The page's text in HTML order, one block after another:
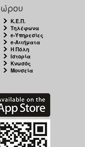
Κ.Ε.Π.
Τηλέφωνα
e-Υπηρεσίες
e-Αιτήματα
Η Πόλη
Ιστορία
Κνωσός
Μουσεία